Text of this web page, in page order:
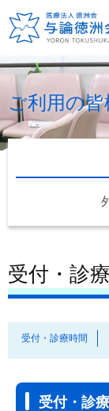
ご利用の皆
受付・診
受付・診療時間
受付・診